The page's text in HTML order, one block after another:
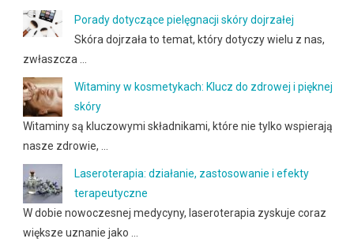
Porady dotyczące pielęgnacji skóry dojrzałej
Skóra dojrzała to temat, który dotyczy wielu z nas,
zwłaszcza …
Witaminy w kosmetykach: Klucz do zdrowej i pięknej
skóry
Witaminy są kluczowymi składnikami, które nie tylko wspierają
nasze zdrowie, …
Laseroterapia: działanie, zastosowanie i efekty
terapeutyczne
W dobie nowoczesnej medycyny, laseroterapia zyskuje coraz
większe uznanie jako …